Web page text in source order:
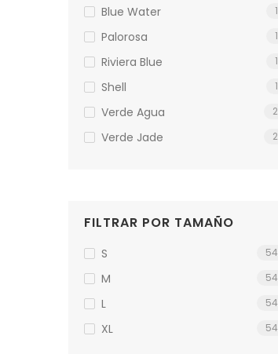
Blue Water 1
Palorosa 1
Riviera Blue 1
Shell 1
Verde Agua 2
Verde Jade 2
FILTRAR POR TAMAÑO
S 54
M 54
L 54
XL 54